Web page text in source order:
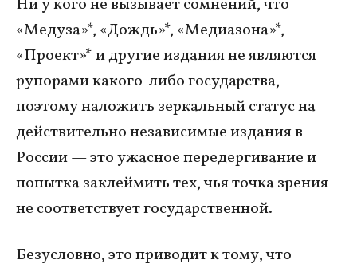
Ни у кого не вызывает сомнений, что
«Медуза»*, «Дождь»*, «Медиазона»*,
«Проект»* и другие издания не являются
рупорами какого-либо государства,
поэтому наложить зеркальный статус на
действительно независимые издания в
России — это ужасное передергивание и
попытка заклеймить тех, чья точка зрения
не соответствует государственной.
Безусловно, это приводит к тому, что